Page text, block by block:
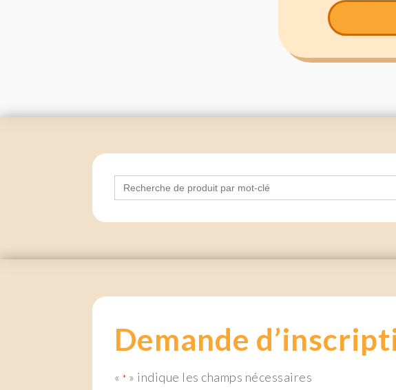
Search
for:
Demande
«* » indique les champs nécessaires